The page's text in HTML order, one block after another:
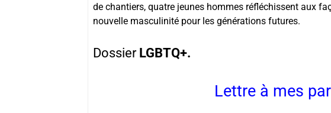
de chantiers, quatre jeunes hommes réfléchissent aux
nouvelle masculinité pour les générations futures.
Dossier LGBTQ+.
Lettre à mes